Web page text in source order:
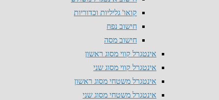
קואו' גליליות וכדוריות
חישוב נפח
חישוב מסה
אינטגרל קווי מסוג ראשון
אינטגרל קווי מסוג שני
אינטגרל משטחי מסוג ראשון
אינטגרל משטחי מסוג שני